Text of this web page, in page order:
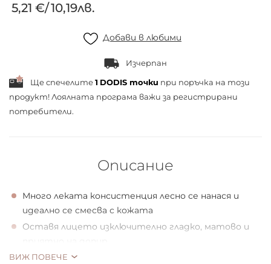
5,21 €/10,19лв.
Добави в любими
Изчерпан
Ще спечелите1 DODIS точки при поръчка на този
продукт! Лоялната програма важи за регистрирани
потребители.
Описание
Много леката консистенция лесно се нанася и
идеално се смесва с кожата
Оставя лицето изключително гладко, матово и
Формулата маскира фини бръчки и пори
ВИЖ ПОВЕЧЕ